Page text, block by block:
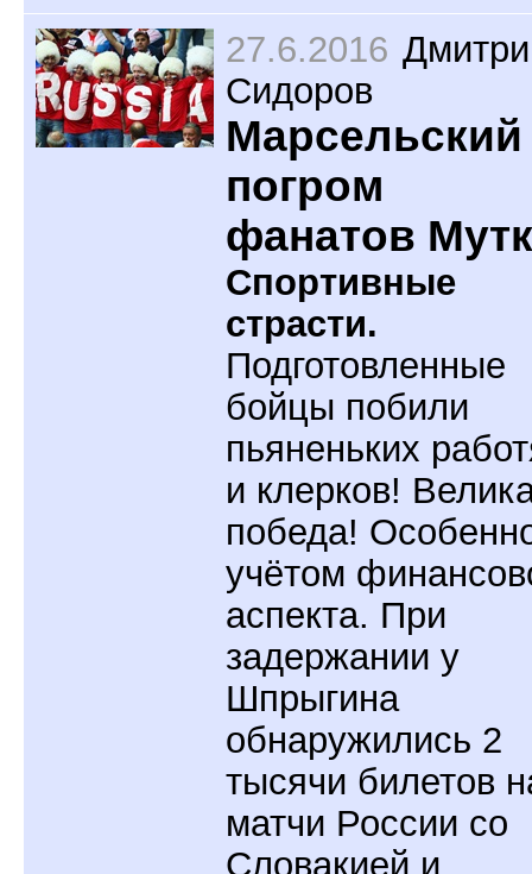
27.6.2016
Сидоров
Марсельский
погром
фанатов
Спортивные
страсти.
Подготовленные
бойцы побили
пьяненьких
и клерков!
победа!
учётом
аспекта. При
задержании у
Шпрыгина
обнаружились 2
тысячи билетов
матчи России со
Словакией и